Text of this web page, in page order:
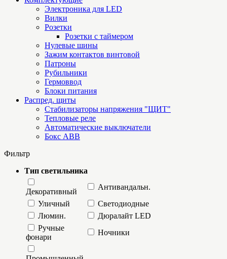
Электроника для LED
Вилки
Розетки
Розетки с таймером
Нулевые шины
Зажим контактов винтовой
Патроны
Рубильники
Гермоввод
Блоки питания
Распред. щиты
Стабилизаторы напряжения "ЩИТ"
Тепловые реле
Автоматические выключатели
Бокс ABB
Фильтр
Тип светильника
Декоративный
Антивандальн.
Уличный
Светодиодные
Люмин.
Дюралайт LED
Ручные
фонари
Ночники